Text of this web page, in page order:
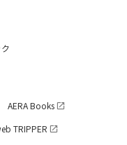
AERA Books
TRIPPER